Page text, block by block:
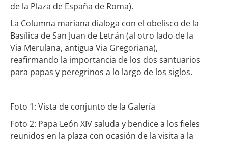
de la Plaza de España de Roma).
La Columna mariana dialoga con el obelisco de la
Basílica de San Juan de Letrán (al otro lado de la
Via Merulana, antigua Via Gregoriana),
reafirmando la importancia de los dos santuarios
para papas y peregrinos a lo largo de los siglos.
Foto 1: Vista de conjunto de la Galería
Foto 2: Papa León XIV saluda y bendice a los fieles
reunidos en la plaza con ocasión de la visita a la